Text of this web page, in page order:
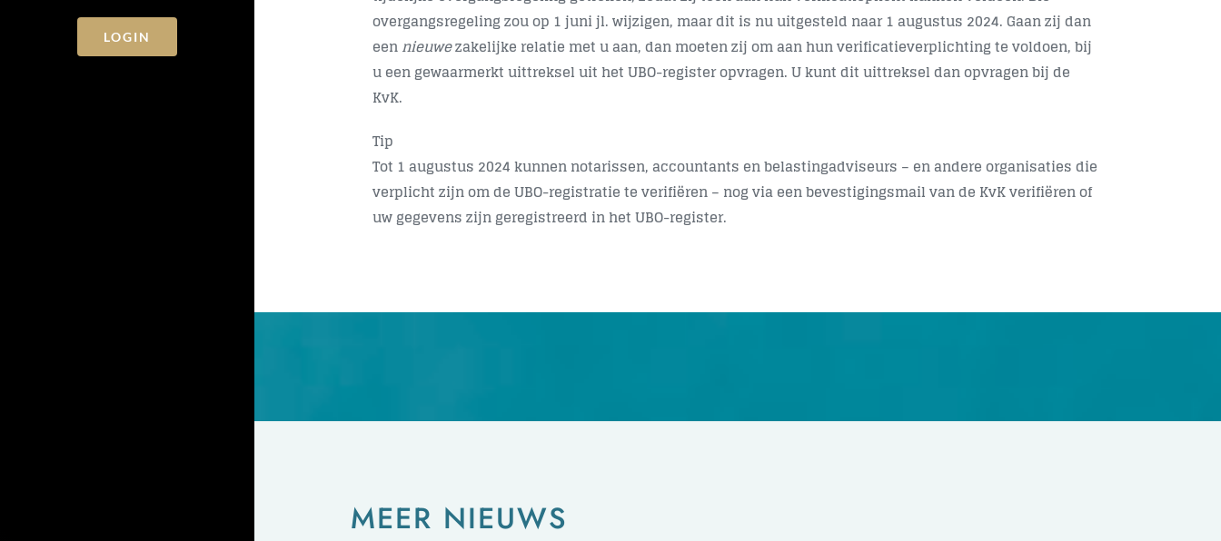
LOGIN
overgangsregeling zou op 1 juni jl. wijzigen, maar dit is nu uitgesteld naar 1 augustus 2024. Gaan zij dan
eennieuwezakelijke relatie met u aan, dan moeten zij om aan hun verificatieverplichting te voldoen, bij
u een gewaarmerkt uittreksel uit het UBO-register opvragen. U kunt dit uittreksel dan opvragen bij de
KvK.
Tip
Tot 1 augustus 2024 kunnen notarissen, accountants en belastingadviseurs – en andere organisaties die
verplicht zijn om de UBO-registratie te verifiëren – nog via een bevestigingsmail van de KvK verifiëren of
uw gegevens zijn geregistreerd in het UBO-register.
MEER NIEUWS